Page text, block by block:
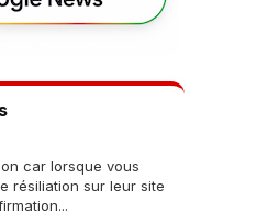
car lorsque vous
résiliation sur leur site